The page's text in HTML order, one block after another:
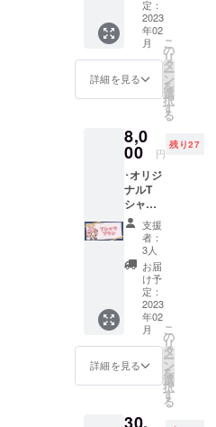
※備考欄
にお名
前のご
記入を
してく
れた方
場合は
名前を
匿名と
してく
ださい
&PC用
壁紙 ･プ
ロジェ
クト進
展の様
子を(活
動報告
クラ
ファン
プロ
ジェク
トあり
がとう
生配信
でお名
前を読
み上げ
※備考欄
にお名
前のご
記入を
してく
れた方
限定 ※
名前を
定：
2023
年02
月
詳細を見る
こ
の
リ
タ
ー
ン
を
選
択
す
る
8,0
00 円
残り27
･オリジ
ナルT
シャツ1
点 (サイ
ズS.M.L
から選
択可)(白
地+新規
描き下
ろしイ
ラスト)
･スマホ
&PC用
壁紙 ･プ
ロジェ
クト進
子を(活
支援
者：
3人
お届
け予
定：
2023
年02
月
詳細を見る
こ
の
リ
タ
ー
ン
を
選
択
す
る
30,